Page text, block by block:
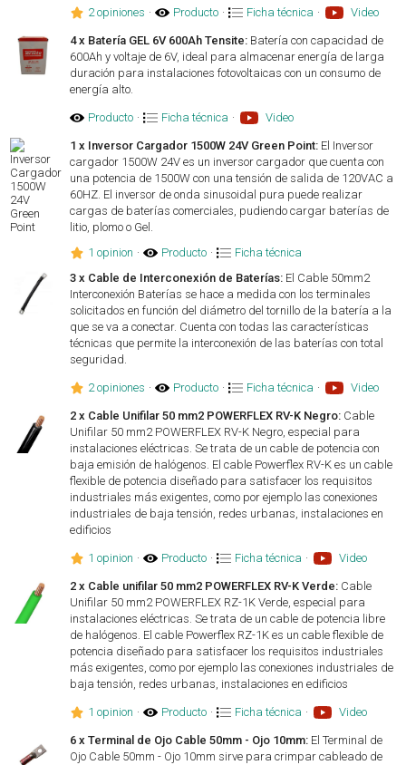
2 opiniones · Producto · Ficha técnica · Video
4 x Batería GEL 6V 600Ah Tensite: Batería con capacidad de
600Ah y voltaje de 6V, ideal para almacenar energía de larga
duración para instalaciones fotovoltaicas con un consumo de
energía alto.
Producto · Ficha técnica · Video
1 x Inversor Cargador 1500W 24V Green Point: El Inversor
cargador 1500W 24V es un inversor cargador que cuenta con
una potencia de 1500W con una tensión de salida de 120VAC a
60HZ. El inversor de onda sinusoidal pura puede realizar
cargas de baterías comerciales, pudiendo cargar baterías de
litio, plomo o Gel.
1 opinion · Producto ·
Ficha técnica
3 x Cable de Interconexión de Baterías: El Cable 50mm2
Interconexión Baterías se hace a medida con los terminales
solicitados en función del diámetro del tornillo de la batería a la
que se va a conectar. Cuenta con todas las características
técnicas que permite la interconexión de las baterías con total
seguridad.
2 opiniones · Producto · Ficha técnica · Video
2 x Cable Unifilar 50 mm2 POWERFLEX RV-K Negro: Cable
Unifilar 50 mm2 POWERFLEX RV-K Negro, especial para
instalaciones eléctricas. Se trata de un cable de potencia con
baja emisión de halógenos. El cable Powerflex RV-K es un cable
flexible de potencia diseñado para satisfacer los requisitos
industriales más exigentes, como por ejemplo las conexiones
industriales de baja tensión, redes urbanas, instalaciones en
edificios
1 opinion · Producto · Ficha técnica · Video
2 x Cable unifilar 50 mm2 POWERFLEX RV-K Verde: Cable
Unifilar 50 mm2 POWERFLEX RZ-1K Verde, especial para
instalaciones eléctricas. Se trata de un cable de potencia libre
de halógenos. El cable Powerflex RZ-1K es un cable flexible de
potencia diseñado para satisfacer los requisitos industriales
más exigentes, como por ejemplo las conexiones industriales de
baja tensión, redes urbanas, instalaciones en edificios
1 opinion · Producto · Ficha técnica · Video
6 x Terminal de Ojo Cable 50mm - Ojo 10mm: El Terminal de
Ojo Cable 50mm - Ojo 10mm sirve para crimpar cableado de